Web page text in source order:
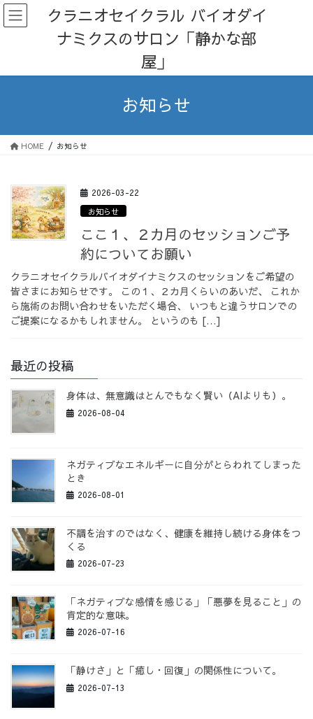
コ
ン
へ
プ
ナ
ビ
ョ
動
クラニオセイクラル バイオダイ
ナミクスのサロン「静かな部
屋」
お知らせ
HOME お知らせ
2026-03-22
お知らせ
ここ１、２カ月のセッションご予
約についてお願い
クラニオセイクラルバイオダイナミクスのセッションをご希望の
皆さまにお知らせです。 この１、２カ月くらいのあいだ、 これか
ら施術のお問い合わせをいただく場合、 いつもと違うサロンでの
ご提案になるかもしれません。 というのも […]
最近の投稿
身体は、無意識はとんでもなく賢い（AIよりも）。
2026-08-04
ネガティブなエネルギーに自分がとらわれてしまった
とき
2026-08-01
不調を治すのではなく、健康を維持し続ける身体をつ
くる
2026-07-23
「ネガティブな感情を感じる」「悪夢を見ること」の
肯定的な意味。
2026-07-16
「静けさ」と「癒し・回復」の関係性について。
2026-07-13